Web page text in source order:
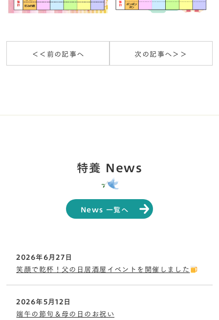
＜＜前の記事へ 次の記事へ＞＞
特養 News
News 一覧へ
2026年6月27日
笑顔で乾杯！父の日居酒屋イベントを開催しました
2026年5月12日
端午の節句＆母の日のお祝い